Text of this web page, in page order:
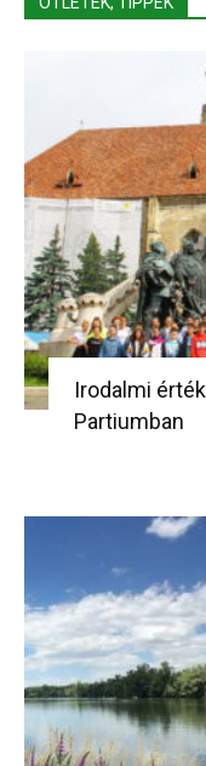
Irodalmi
Partiumban